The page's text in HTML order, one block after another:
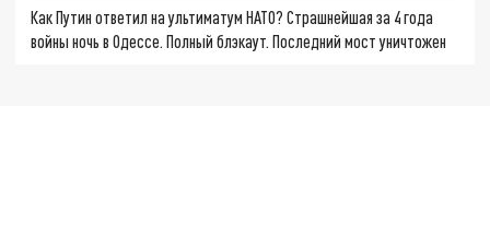
Как Путин ответил на ультиматум НАТО? Страшнейшая за 4 года
войны ночь в Одессе. Полный блэкаут. Последний мост уничтожен